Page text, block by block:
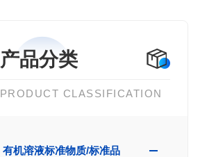
产品分类
PRODUCT CLASSIFICATION
有机溶液标准物质/标准品